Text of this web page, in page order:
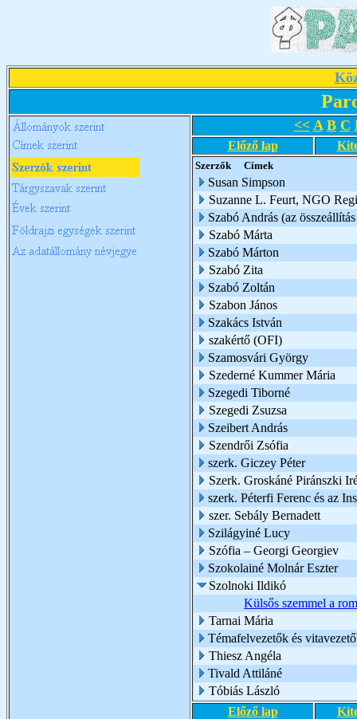
<< A B C
Előző lap
Szerzők Címek
Susan Simpson
Suzanne L. Feurt, NGO
Szabó András (az
Szabó Márta
Szabó Márton
Szabó Zita
Szabó Zoltán
Szabon János
Szakács István
szakértő (OFI)
Szamosvári György
Szederné Kummer Mária
Szegedi Tiborné
Szegedi Zsuzsa
Szeibert András
Szendrői Zsófia
szerk. Giczey Péter
Szerk. Groskáné Piránszki
szerk. Péterfi Ferenc és az
szer. Sebály Bernadett
Szilágyiné Lucy
Szófia – Georgi Georgiev
Szokolainé Molnár Eszter
Szolnoki Ildikó
Külsős szemmel a
Tarnai Mária
Témafelvezetők és
Thiesz Angéla
Tivald Attiláné
Tóbiás László
Előző lap